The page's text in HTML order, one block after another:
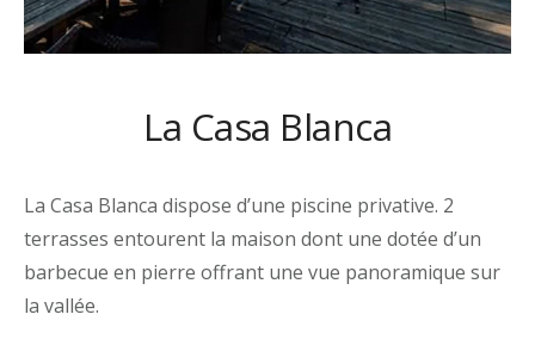
La Casa Blanca
La Casa Blanca dispose d’une piscine privative. 2
terrasses entourent la maison dont une dotée d’un
barbecue en pierre offrant une vue panoramique sur
la vallée.